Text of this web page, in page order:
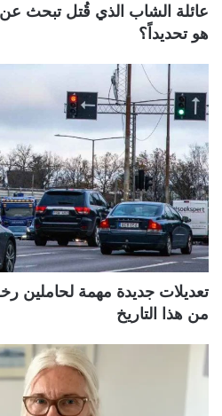
عائلة الشاب الذي قُتل تبحث عن
هو تحديداً؟
تعديلات جديدة مهمة لحاملين
من هذا التاريخ